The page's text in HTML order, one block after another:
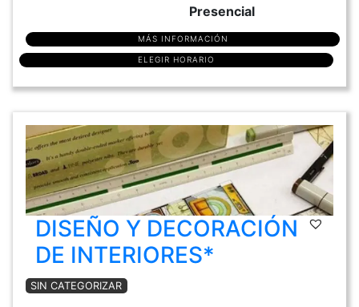
Presencial
MÁS INFORMACIÓN
ELEGIR HORARIO
DISEÑO Y DECORACIÓN
DE INTERIORES*
SIN CATEGORIZAR